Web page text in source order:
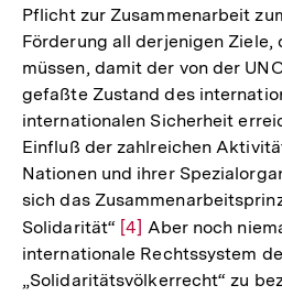
Pflicht zur Zusammenarbeit
Förderung all derjenigen
müssen, damit der von der
gefaßte Zustand des
internationalen Sicherheit
Einfluß der zahlreichen
Nationen und ihrer
sich das
Solidarität“ Zur
Auflösung
der
[4] Aber noch
internationale Rechtssystem
„Solidaritätsvölkerrecht“ zu